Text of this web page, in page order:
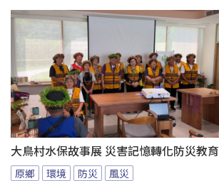
大鳥村水保故事展 災害記憶轉化防災教育
原鄉 環境 防災
風災